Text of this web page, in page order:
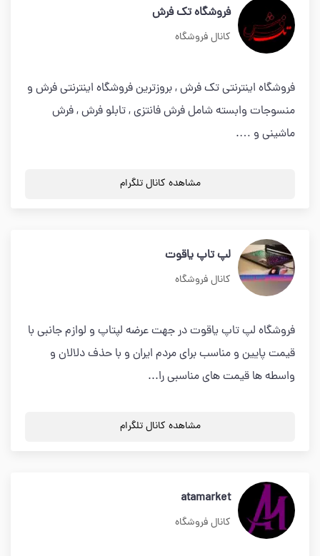
فروشگاه تک فرش
کانال فروشگاه
فروشگاه اینترنتی تک فرش , بروزترین فروشگاه اینترنتی فرش و
منسوجات وابسته شامل فرش فانتزی , تابلو فرش , فرش
ماشینی و ….
مشاهده کانال تلگرام
لپ تاپ یاقوت
کانال فروشگاه
فروشگاه لپ تاپ یاقوت در جهت عرضه لپتاپ و لوازم جانبی با
قیمت پایین و مناسب برای مردم ایران و با حذف دلالان و
واسطه ها قیمت های مناسبی را...
مشاهده کانال تلگرام
atamarket
کانال فروشگاه